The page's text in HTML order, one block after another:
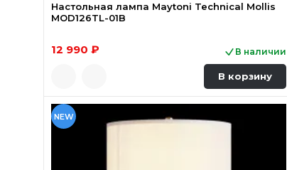
Настольная лампа Maytoni Technical Mollis
MOD126TL-01B
12 990 ₽ В наличии
В корзину
NEW